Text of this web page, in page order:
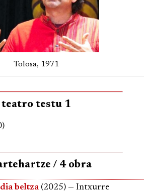
Tolosa, 1971
teatro testu 1
/ 4 obra
beltza(2025) — Intxurre